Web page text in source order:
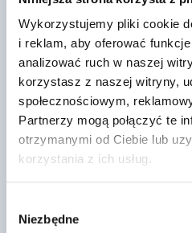
Wykorzystujemy pliki cookie
i reklam, aby oferować
analizować ruch w naszej
korzystasz z naszej witryny,
społecznościowym,
Partnerzy mogą połączyć te
otrzymanymi od Ciebie lub
korzystania z ich usług.
zgody
Niezbędne
Klej uniwersalny TO-KU
34,97 zł/ szt
Klej uniwersalny TO-KU jest
częścią systemu ociepleń Termo
Organika®. Służy do przyklejania
styropianów (w tym…